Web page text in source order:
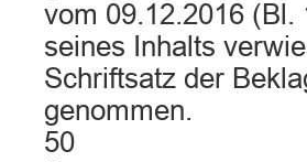
vom 09.12.2016 (Bl.
seines Inhalts
Schriftsatz der
genommen.
50